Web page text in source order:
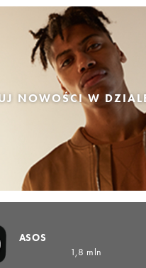
NOWOŚCI W
ASOS
1,8 mln